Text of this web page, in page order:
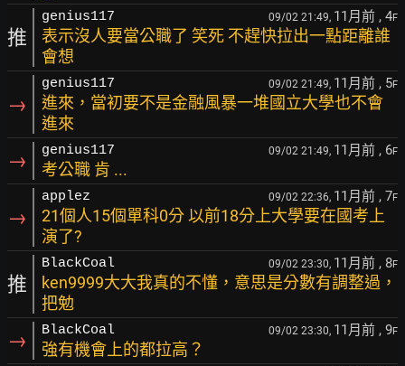
推
genius117 09/02 21:49, 11月前 , 4F
表示沒人要當公職了 笑死 不趕快拉出一點距離誰
會想
→
genius117 09/02 21:49, 11月前 , 5F
進來，當初要不是金融風暴一堆國立大學也不會
進來
→ genius117 09/02 21:49, 11月前 , 6F
考公職 肯 ...
→
applez 09/02 22:36, 11月前 , 7F
21個人15個單科0分 以前18分上大學要在國考上
演了?
推
BlackCoal 09/02 23:30, 11月前 , 8F
ken9999大大我真的不懂，意思是分數有調整過，
把勉
→ BlackCoal 09/02 23:30, 11月前 , 9F
強有機會上的都拉高？